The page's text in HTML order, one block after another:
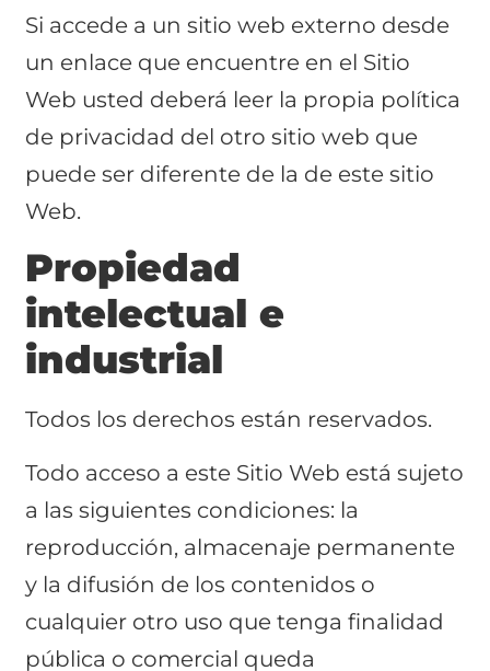
Si accede a un sitio web externo desde
un enlace que encuentre en el Sitio
Web usted deberá leer la propia política
de privacidad del otro sitio web que
puede ser diferente de la de este sitio
Web.
Propiedad
intelectual e
industrial
Todos los derechos están reservados.
Todo acceso a este Sitio Web está sujeto
a las siguientes condiciones: la
reproducción, almacenaje permanente
y la difusión de los contenidos o
cualquier otro uso que tenga finalidad
pública o comercial queda